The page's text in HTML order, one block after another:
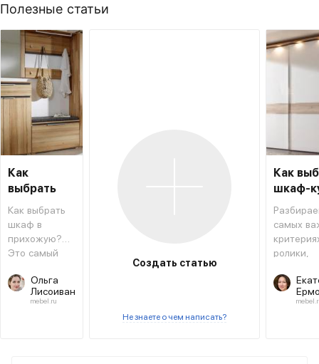
Полезные статьи
Как
выбрать
шкаф в
прихожую
Как выбрать
шкаф в
прихожую?
Это самый
предмет
мебели
Ольга
Лисоиван
mebel.ru
Создать статью
Не знаете о чем написать?
Как
шкаф-
самых
ролики,
другое.